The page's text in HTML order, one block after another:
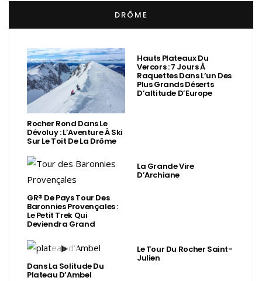
DRÔME
Rocher Rond Dans Le
Dévoluy : L’Aventure À Ski
Sur Le Toit De La Drôme
Hauts Plateaux Du
Vercors : 7 Jours À
Raquettes Dans L’un Des
Plus Grands Déserts
D’altitude D’Europe
GR® De Pays Tour Des
Baronnies Provençales :
Le Petit Trek Qui
Deviendra Grand
La Grande Vire
D’Archiane
Dans La Solitude Du
Plateau D’Ambel
Le Tour Du Rocher Saint-
Julien